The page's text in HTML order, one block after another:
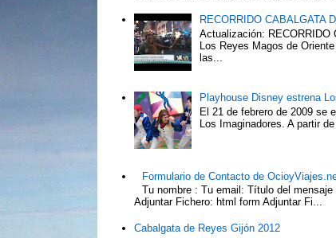
RECORRIDO CABALGATA
Actualización: RECORRIDO
Los Reyes Magos de
las...
Playhouse Disney estrena
El 21 de febrero de 2009 se
Los Imaginadores. A partir
Formulario de Contacto de
Tu nombre : Tu email: Título del
Adjuntar Fichero: html form Adjuntar Fi...
Cabalgata de Reyes Gijón 2012